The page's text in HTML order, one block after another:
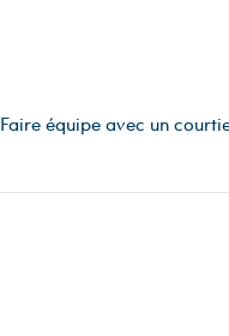
Faire équipe avec un